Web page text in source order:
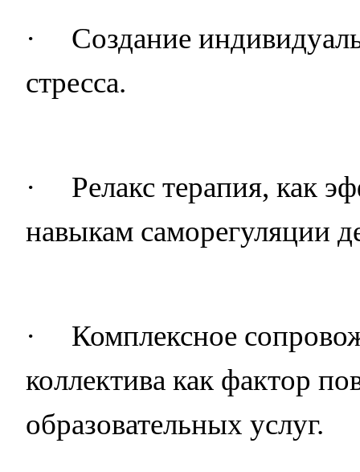
·
Создание
стресса.
·
Релакс терапия, как
навыкам саморегуляции
·
Комплексное
коллектива как фактор
образовательных услуг.